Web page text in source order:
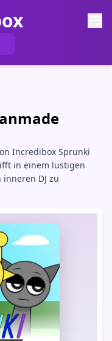
Incredibox Sprunki
in einem lustigen
DJ zu